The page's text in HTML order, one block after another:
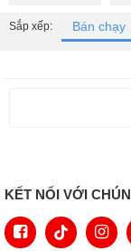
Sắp xếp: Bán chạy
KẾT NỐI VỚI